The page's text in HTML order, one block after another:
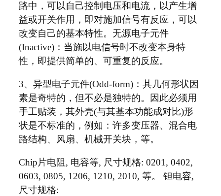
路中，可以自己控制电压和电流，以产生增
益或开关作用，即对施加信号有反应，可以
改变自己的基本特性。无源电子元件
(Inactive)：当施以电信号时不改变本身特
性，即提供简单的、可重复的反应。
3、异型电子元件(Odd-form)：其几何形状因
素是奇特的，但不必是独特的。因此必须用
手工贴装，其外壳(与其基本功能成对比)形
状是不标准的，例如：许多变压器、混合电
路结构、风扇、机械开关块，等。
Chip片电阻, 电容等, 尺寸规格: 0201, 0402,
0603, 0805, 1206, 1210, 2010, 等。 钽电容,
尺寸规格: